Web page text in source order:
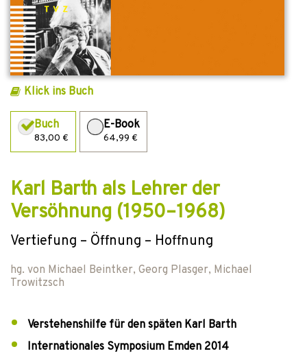
Klick ins Buch
Buch
83,00 €
E-Book
64,99 €
Karl Barth als Lehrer der
Versöhnung (1950–1968)
Vertiefung – Öffnung – Hoffnung
hg. von Michael Beintker, Georg Plasger, Michael
Trowitzsch
Verstehenshilfe für den späten Karl Barth
Internationales Symposium Emden 2014